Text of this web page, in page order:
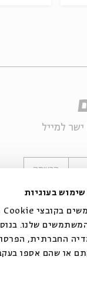
בעוגיות
שלנו.
החברתית,
או שהם אספו
ישר למייל
הרשמה